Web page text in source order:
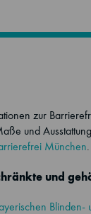
zur
und
München.
und
Blinden-